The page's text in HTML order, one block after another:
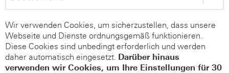
Wir verwenden Cookies, um sicherzustellen, dass unsere
Webseite und Dienste ordnungsgemäß funktionieren.
Diese Cookies sind unbedingt erforderlich und werden
daher automatisch eingesetzt. Darüber hinaus
verwenden wir Cookies, um Ihre Einstellungen für 30